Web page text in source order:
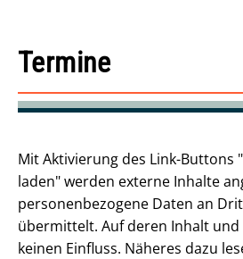
Termine
Mit Aktivierung des Link-Buttons
laden" werden externe Inhalte
personenbezogene Daten an
übermittelt. Auf deren Inhalt
keinen Einfluss. Näheres dazu